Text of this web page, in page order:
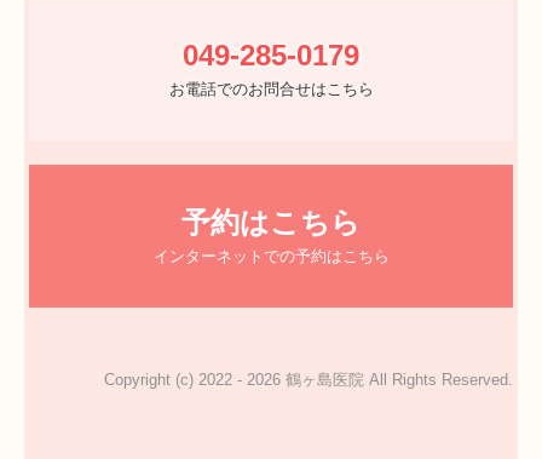
049-285-0179
お電話でのお問合せはこちら
予約はこちら
インターネットでの予約はこちら
Copyright (c) 2022 - 2026 鶴ヶ島医院 All Rights Reserved.